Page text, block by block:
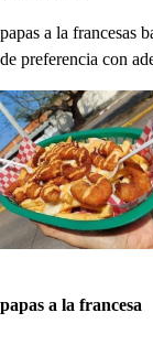
papas a la francesas
de preferencia con
papas a la francesa